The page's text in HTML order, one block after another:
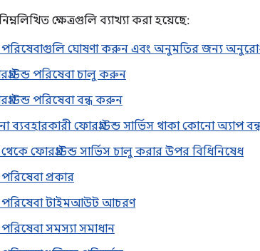
ক্ষেত্রগুলি ব্যাখ্যা করা হয়েছে:
পরিষেবাগুলি ঘোষণা করুন এবং অনুমতির জন্য
পরিষেবা চালু করুন
পরিষেবা বন্ধ করুন
ফোরগ্রাউন্ড সার্ভিস থাকা কোনো অ্যাপ
থেকে ফোরগ্রাউন্ড সার্ভিস চালু করার উপর বিধিনিষেধ
পরিষেবা প্রকার
পরিষেবা টাইমআউট আচরণ
পরিষেবা সমস্যা সমাধান